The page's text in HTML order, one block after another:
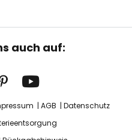
auch auf:
AGB
Datenschutz